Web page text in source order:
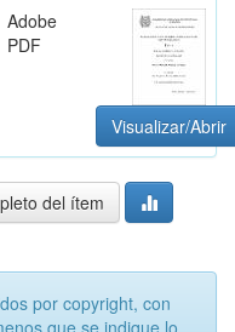
Adobe
PDF
Visualizar/Abrir
del ítem
por copyright, con
que se indique lo